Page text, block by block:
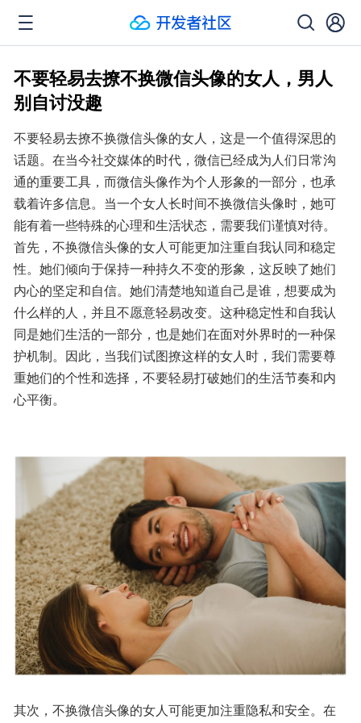
不要轻易去撩不换微信头像的女人，男人
别自讨没趣
不要轻易去撩不换微信头像的女人，这是一个值得深思的
话题。在当今社交媒体的时代，微信已经成为人们日常沟
通的重要工具，而微信头像作为个人形象的一部分，也承
载着许多信息。当一个女人长时间不换微信头像时，她可
能有着一些特殊的心理和生活状态，需要我们谨慎对待。
首先，不换微信头像的女人可能更加注重自我认同和稳定
性。她们倾向于保持一种持久不变的形象，这反映了她们
内心的坚定和自信。她们清楚地知道自己是谁，想要成为
什么样的人，并且不愿意轻易改变。这种稳定性和自我认
同是她们生活的一部分，也是她们在面对外界时的一种保
护机制。因此，当我们试图撩这样的女人时，我们需要尊
重她们的个性和选择，不要轻易打破她们的生活节奏和内
心平衡。
其次，不换微信头像的女人可能更加注重隐私和安全。在